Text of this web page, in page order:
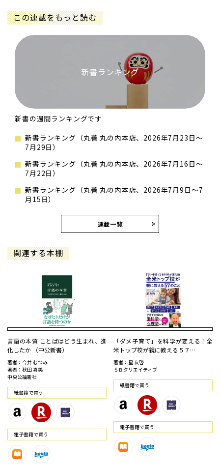
この連載をもっと読む
新書ランキング
新書の週間ランキングです
新書ランキング（丸善 丸の内本店、2026年7月23日～
7月29日）
新書ランキング（丸善 丸の内本店、2026年7月16日～
7月22日）
新書ランキング（丸善 丸の内本店、2026年7月9日～7
月15日）
連載一覧
関連する本棚
言語の本質 ことばはどう生まれ、進
化したか （中公新書）
著者：今井 むつみ
著者：秋田 喜美
中央公論新社
紙書籍で買う
電⼦書籍で買う
「ダメ子育て」を科学が変える！全
米トップ校が親に教える５７…
著者：星 友啓
ＳＢクリエイティブ
紙書籍で買う
電⼦書籍で買う